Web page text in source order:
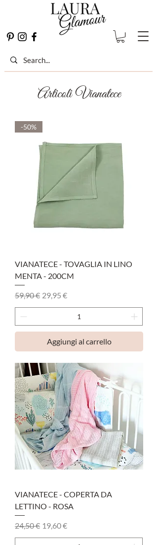
Articoli Vianatece
-50%
VIANATECE - TOVAGLIA IN LINO
MENTA - 200CM
Prezzo regolare
59,90 € Prezzo scontato
29,95 €
Aggiungi al carrello
VIANATECE - COPERTA DA
LETTINO - ROSA
Prezzo regolare
24,50 € Prezzo scontato
19,60 €